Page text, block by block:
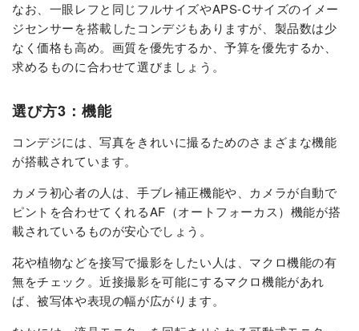
なお、一眼レフと同じフルサイズやAPS-Cサイズのイメー
ジセンサーを搭載したコンデジもありますが、製品数は少
なく価格も高め。画質を優先するか、予算を優先するか、
求めるものに合わせて選びましょう。
選び方3：機能
コンデジには、写真をきれいに撮るためのさまざまな機能
が搭載されています。
カメラ初心者の人は、手ブレ補正機能や、カメラが自動で
ピントを合わせてくれるAF（オートフォーカス）機能が搭
載されているものが安心でしょう。
花や植物などを接写で撮影をしたい人は、マクロ機能の有
無をチェック。近接撮影を可能にするマクロ機能があれ
ば、被写体や表現の幅が広がります。